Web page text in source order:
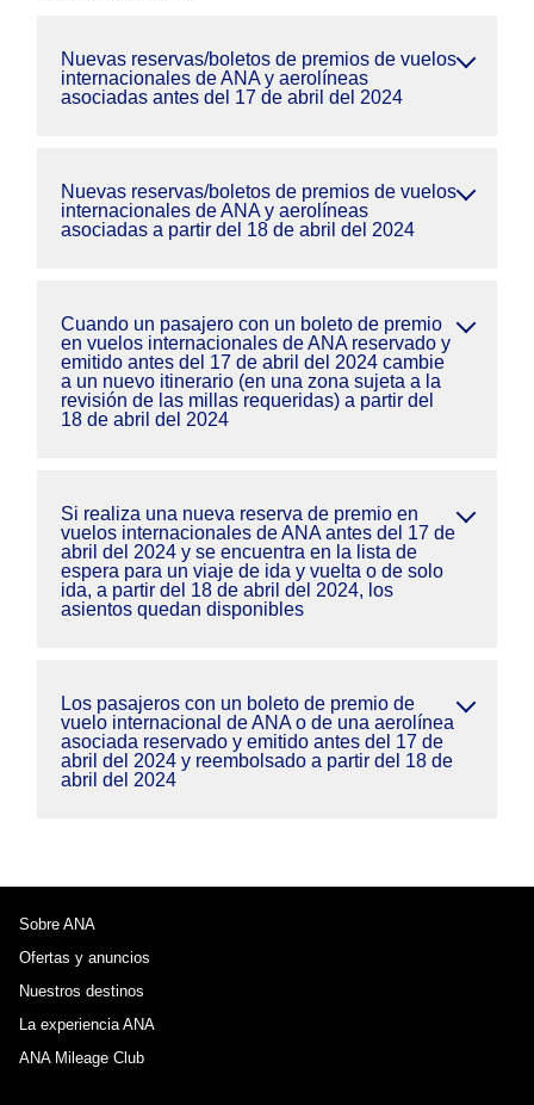
Nuevas reservas/boletos de premios de vuelos
internacionales de ANA y aerolíneas
asociadas antes del 17 de abril del 2024
Nuevas reservas/boletos de premios de vuelos
internacionales de ANA y aerolíneas
asociadas a partir del 18 de abril del 2024
Cuando un pasajero con un boleto de premio
en vuelos internacionales de ANA reservado y
emitido antes del 17 de abril del 2024 cambie
a un nuevo itinerario (en una zona sujeta a la
revisión de las millas requeridas) a partir del
18 de abril del 2024
Si realiza una nueva reserva de premio en
vuelos internacionales de ANA antes del 17 de
abril del 2024 y se encuentra en la lista de
espera para un viaje de ida y vuelta o de solo
ida, a partir del 18 de abril del 2024, los
asientos quedan disponibles
Los pasajeros con un boleto de premio de
vuelo internacional de ANA o de una aerolínea
asociada reservado y emitido antes del 17 de
abril del 2024 y reembolsado a partir del 18 de
abril del 2024
Sobre ANA
Ofertas y anuncios
Nuestros destinos
La experiencia ANA
ANA Mileage Club